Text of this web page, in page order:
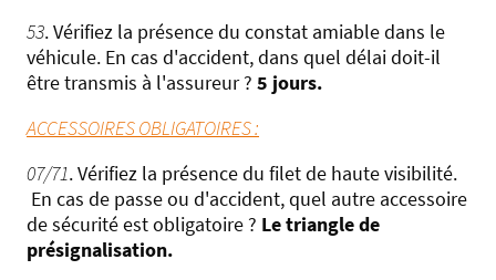
53. Vérifiez la présence du constat amiable dans le
véhicule. En cas d'accident, dans quel délai doit-il
être transmis à l'assureur ? 5 jours.
ACCESSOIRES OBLIGATOIRES :
07/71. Vérifiez la présence du filet de haute visibilité.
En cas de passe ou d'accident, quel autre accessoire
de sécurité est obligatoire ? Le triangle de
présignalisation.